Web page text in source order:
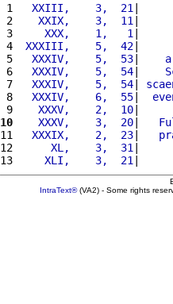
1
  XXIII,    3,  21
|
2
   XXIX,    3,  11
3
    XXX,    1,   1
4
XXXIII,    5,  42
5
  XXXIV,    5,  53
|
6
  XXXIV,    5,  54
|
7
  XXXIV,    5,  54
|
8
  XXXIV,    6,  55
|
9
   XXXV,    2,  10
10
   XXXV,    3,  20
|
11
  XXXIX,    2,  23
|
12
     XL,    3,  31
13
    XLI,    3,  21
IntraText®(VA2) - Some rights